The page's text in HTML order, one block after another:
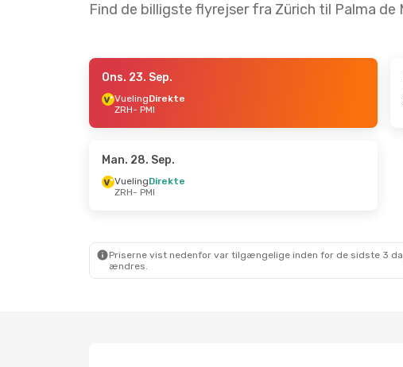
Find de billigste flyrejser fra Zürich til Palma de
- Man. 28. Sep. -
- Søn. 25. Okt.
Ons. 23. Sep.
VuelingDirekte
ZRH- PMI
Man. 28. Sep.
VuelingDirekte
ZRH- PMI
Priserne vist nedenfor var tilgængelige inden for de sidste 3
ændres.